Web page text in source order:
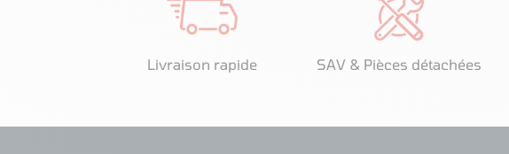
Livraison rapide SAV & Pièces détachées